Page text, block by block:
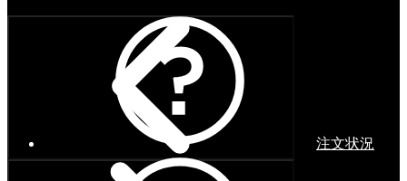
注文状況